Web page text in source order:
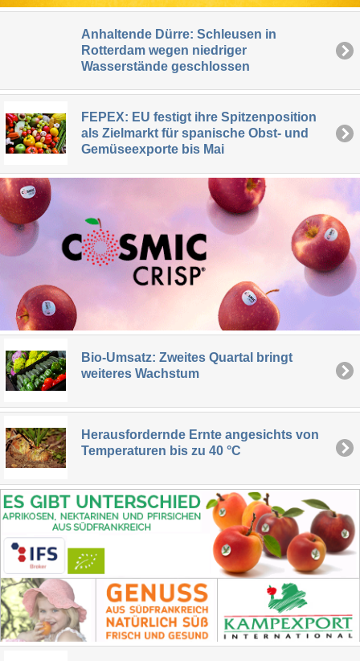
Anhaltende Dürre: Schleusen in
Rotterdam wegen niedriger
Wasserstände geschlossen
FEPEX: EU festigt ihre Spitzenposition
als Zielmarkt für spanische Obst- und
Gemüseexporte bis Mai
Bio-Umsatz: Zweites Quartal bringt
weiteres Wachstum
Herausfordernde Ernte angesichts von
Temperaturen bis zu 40 °C